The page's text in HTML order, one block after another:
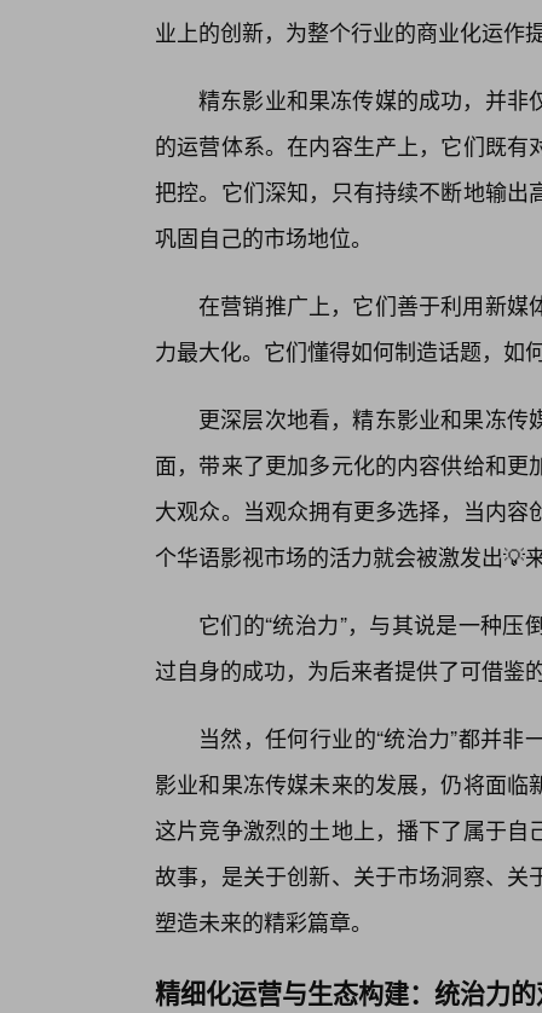
业上的创新，为整个行业的商业化运作
精东影业和果冻传媒的成功，并非
的运营体系。在内容生产上，它们既
把控。它们深知，只有持续不断地输
巩固自己的市场地位。
在营销推广上，它们善于利用新媒
力最大化。它们懂得如何制造话题，如
更深层次地看，精东影业和果冻
面，带来了更加多元化的内容供给和
大观众。当观众拥有更多选择，当内
个华语影视市场的活力就会被激发出💡
它们的“统治力”，与其说是一种
过自身的成功，为后来者提供了可借鉴
当然，任何行业的“统治力”都并
影业和果冻传媒未来的发展，仍将面
这片竞争激烈的土地上，播下了属于
故事，是关于创新、关于市场洞察、
塑造未来的精彩篇章。
精细化运营与生态构建：统治力